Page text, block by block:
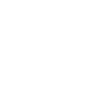
des cas, lorsque